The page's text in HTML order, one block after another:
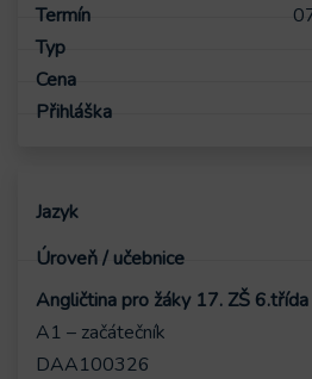
Angličtina pro žáky 17. ZŠ 6.třída
A1 – začátečník
DAA100326